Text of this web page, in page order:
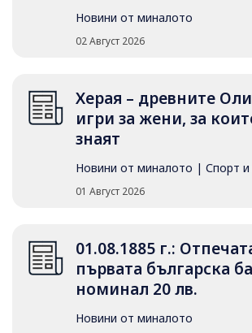
Новини от миналото
02 Август 2026
Херая – древните
игри за жени, за
знаят
Новини от миналото | Спорт и
01 Август 2026
01.08.1885 г.:
първата българска
номинал 20 лв.
Новини от миналото